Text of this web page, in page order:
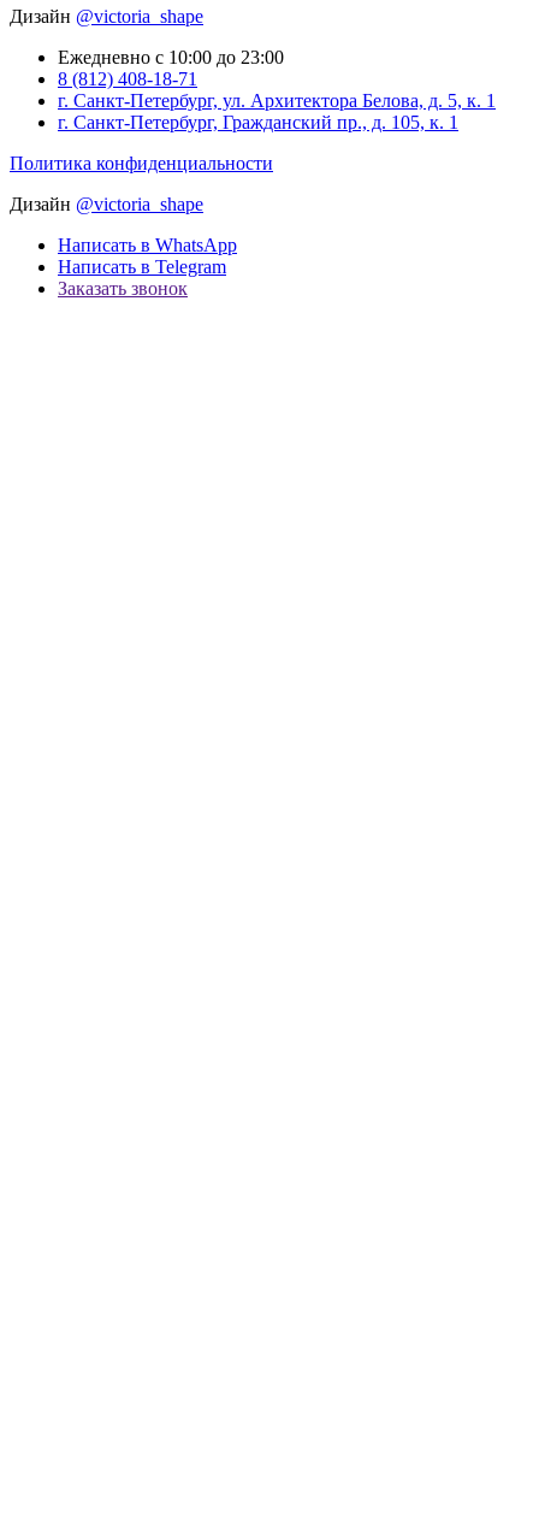
Дизайн @victoria_shape
Ежедневно с 10:00 до 23:00
8 (812) 408-18-71
г. Санкт-Петербург, ул. Архитектора Белова, д. 5, к. 1
г. Санкт-Петербург, Гражданский пр., д. 105, к. 1
Политика конфиденциальности
Дизайн @victoria_shape
Написать в WhatsApp
Написать в Telegram
Заказать звонок